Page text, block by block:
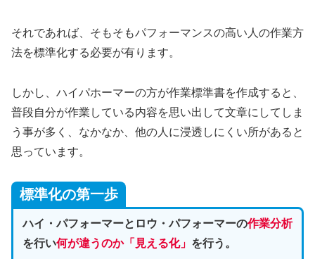
それであれば、そもそもパフォーマンスの高い人の作業方
法を標準化する必要が有ります。
しかし、ハイパホーマーの方が作業標準書を作成すると、
普段自分が作業している内容を思い出して文章にしてしま
う事が多く、なかなか、他の人に浸透しにくい所があると
思っています。
標準化の第一歩
ハイ・パフォーマーとロウ・パフォーマーの作業分析
を行い何が違うのか「見える化」 を行う。